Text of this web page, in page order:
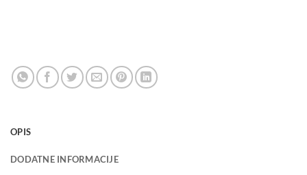
OPIS
DODATNE INFORMACIJE